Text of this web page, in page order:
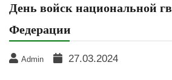
День войск национальной
Федерации
Admin 27.03.2024